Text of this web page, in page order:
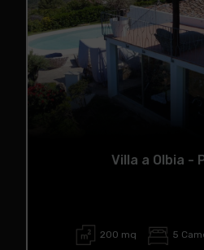
Villa a Olbia -
200 mq 5